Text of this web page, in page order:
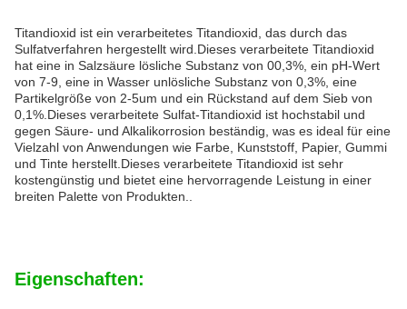
Titandioxid ist ein verarbeitetes Titandioxid, das durch das
Sulfatverfahren hergestellt wird.Dieses verarbeitete Titandioxid
hat eine in Salzsäure lösliche Substanz von 00,3%, ein pH-Wert
von 7-9, eine in Wasser unlösliche Substanz von 0,3%, eine
Partikelgröße von 2-5um und ein Rückstand auf dem Sieb von
0,1%.Dieses verarbeitete Sulfat-Titandioxid ist hochstabil und
gegen Säure- und Alkalikorrosion beständig, was es ideal für eine
Vielzahl von Anwendungen wie Farbe, Kunststoff, Papier, Gummi
und Tinte herstellt.Dieses verarbeitete Titandioxid ist sehr
kostengünstig und bietet eine hervorragende Leistung in einer
breiten Palette von Produkten..
Eigenschaften: